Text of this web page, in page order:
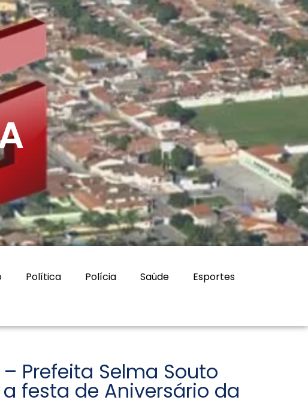
Política Polícia Saúde Esportes
– Prefeita Selma Souto
festa de Aniversário da